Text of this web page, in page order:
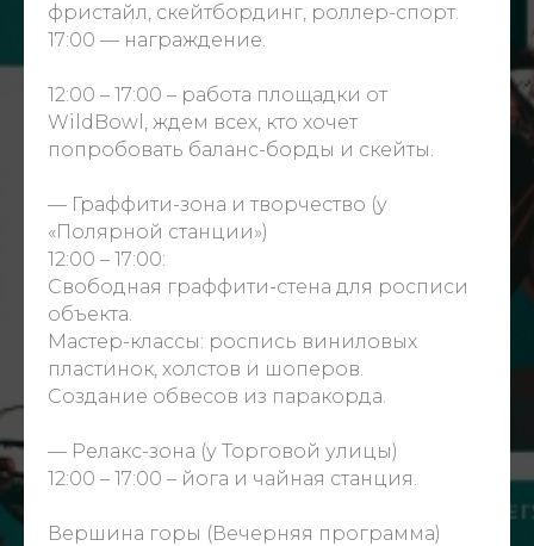
фристайл, скейтбординг, роллер-спорт.
17:00 — награждение.
12:00 – 17:00 – работа площадки от
WildBowl , ждем всех, кто хочет
попробовать баланс-борды и скейты.
— Граффити-зона и творчество (у
«Полярной станции»)
12:00 – 17:00:
Свободная граффити-стена для росписи
объекта.
Мастер-классы: роспись виниловых
пластинок, холстов и шоперов.
Создание обвесов из паракорда.
— Релакс-зона (у Торговой улицы)
12:00 – 17:00 – йога и чайная станция.
Вершина горы (Вечерняя программа)